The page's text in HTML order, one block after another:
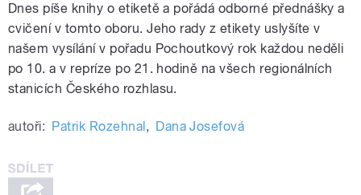
Dnes píše knihy o etiketě a pořádá odborné přednášky a
cvičení v tomto oboru. Jeho rady z etikety uslyšíte v
našem vysílání v pořadu Pochoutkový rok každou neděli
po 10. a v repríze po 21. hodině na všech regionálních
stanicích Českého rozhlasu.
autoři: Patrik Rozehnal, Dana Josefová